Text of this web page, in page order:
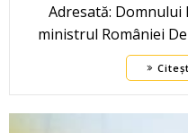
Adresată: Domnului
ministrul României